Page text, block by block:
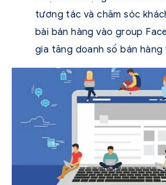
tương tác và chăm sóc
bài bán hàng vào group
gia tăng doanh số bán